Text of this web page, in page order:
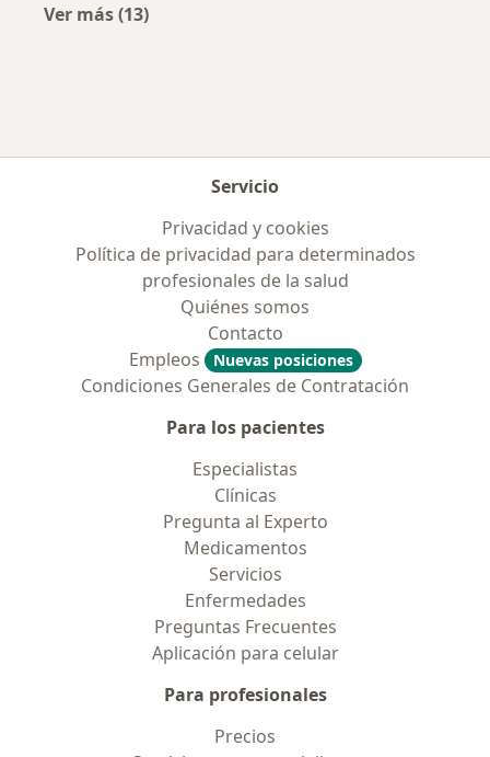
Ver más (13)
Servicio
Privacidad y cookies
Política de privacidad para determinados
profesionales de la salud
Quiénes somos
Contacto
Empleos
Nuevas posiciones
Condiciones Generales de Contratación
Para los pacientes
Especialistas
Clínicas
Pregunta al Experto
Medicamentos
Servicios
Enfermedades
Preguntas Frecuentes
Aplicación para celular
Para profesionales
Precios